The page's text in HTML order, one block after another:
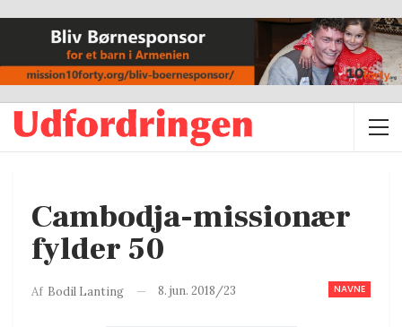
Cambodja-missionær
fylder 50
NAVNE
Af Bodil Lanting 8. jun. 2018/23